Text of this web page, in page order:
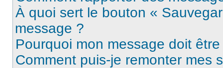
À quoi sert le bouton «
message ?
Pourquoi mon message doit
Comment puis-je remonter mes